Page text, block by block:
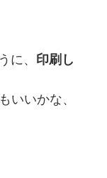
に、 印刷し
いいかな、